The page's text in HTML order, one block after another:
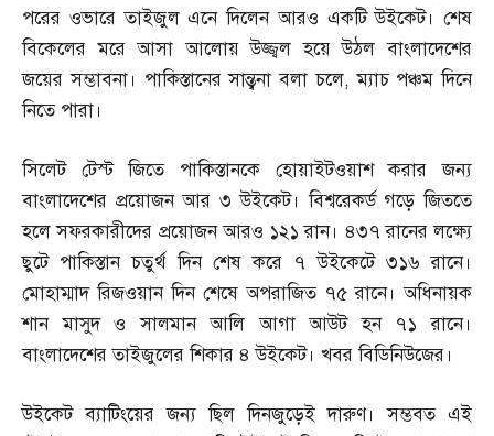
পরের ওভারে তাইজুল এনে দিলেন আরও একটি উইকেট। শেষ
বিকেলের মরে আসা আলোয় উজ্জ্বল হয়ে উঠল বাংলাদেশের
জয়ের সম্ভাবনা। পাকিস্তানের সান্ত্বনা বলা চলে,ম্যাচ পঞ্চম দিনে
নিতে পারা।
সিলেট টেস্ট জিতে পাকিস্তানকে হোয়াইটওয়াশ করার জন্য
বাংলাদেশের প্রয়োজন আর ৩ উইকেট। বিশ্বরেকর্ড গড়ে জিততে
হলে সফরকারীদের প্রয়োজন আরও ১২১ রান। ৪৩৭ রানের লক্ষ্যে
ছুটে পাকিস্তান চতুর্থ দিন শেষ করে ৭ উইকেটে ৩১৬ রানে।
মোহাম্মাদ রিজওয়ান দিন শেষে অপরাজিত ৭৫ রানে। অধিনায়ক
শান মাসুদ ও সালমান আলি আগা আউট হন ৭১ রানে।
বাংলাদেশের তাইজুলের শিকার ৪ উইকেট। খবর বিডিনিউজের।
উইকেট ব্যাটিংয়ের জন্য ছিল দিনজুড়েই দারুণ। সম্ভবত এই